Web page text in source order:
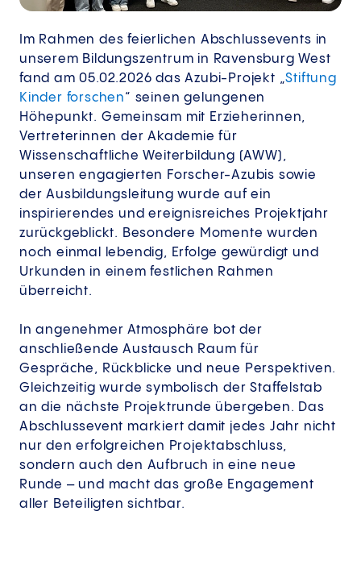
Im Rahmen des feierlichen Abschlussevents in
unserem Bildungszentrum in Ravensburg West
fand am 05.02.2026 das Azubi-Projekt „Stiftung
Kinder forschen“ seinen gelungenen
Höhepunkt. Gemeinsam mit Erzieherinnen,
Vertreterinnen der Akademie für
Wissenschaftliche Weiterbildung (AWW),
unseren engagierten Forscher-Azubis sowie
der Ausbildungsleitung wurde auf ein
inspirierendes und ereignisreiches Projektjahr
zurückgeblickt. Besondere Momente wurden
noch einmal lebendig, Erfolge gewürdigt und
Urkunden in einem festlichen Rahmen
überreicht.
In angenehmer Atmosphäre bot der
anschließende Austausch Raum für
Gespräche, Rückblicke und neue Perspektiven.
Gleichzeitig wurde symbolisch der Staffelstab
an die nächste Projektrunde übergeben. Das
Abschlussevent markiert damit jedes Jahr nicht
nur den erfolgreichen Projektabschluss,
sondern auch den Aufbruch in eine neue
Runde – und macht das große Engagement
aller Beteiligten sichtbar.